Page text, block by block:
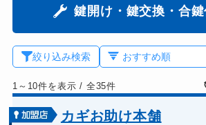
鍵開け・鍵交換・合
絞り込み検索
1～10件を表示/ 全35件
カギお助け本舗